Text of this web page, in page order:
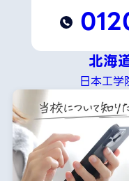
北海
日本工